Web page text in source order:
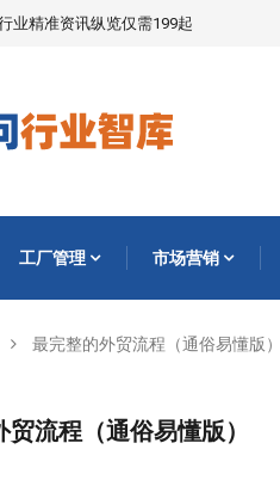
业精准资讯纵览仅需199起
工厂管理 市场营销
最完整的外贸流程（通俗易懂版）
流程（通俗易懂版）